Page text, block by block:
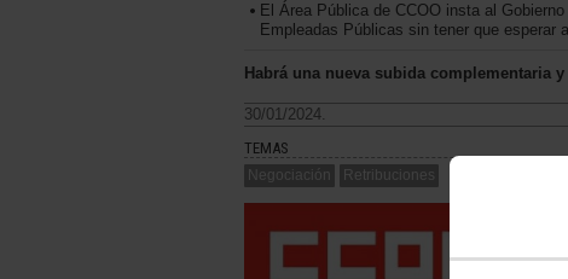
El Área Pública de CCOO insta al
Empleadas Públicas sin tener que esperar
Habrá una nueva subida complementaria
30/01/2024.
TEMAS
Negociación Retribuciones